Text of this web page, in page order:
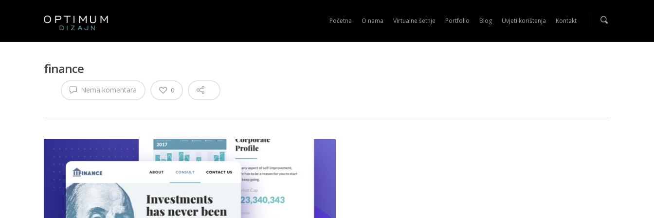
Početna O nama Virtualne šetnje Portfolio Blog Uvjeti korištenja Kontakt
finance
Nema komentara 0